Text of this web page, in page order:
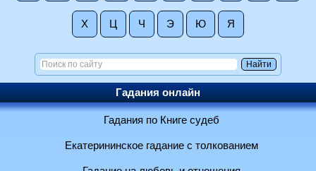
Х Ц Ч Э Ю Я
Гадания онлайн
Гадания по Книге судеб
Екатерининское гадание с толкованием